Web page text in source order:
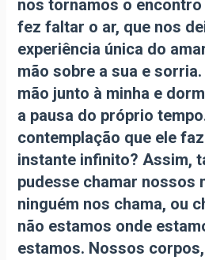
nos tornamos o
fez faltar o ar, que nos
experiência única do
mão sobre a sua e
mão junto à minha e
a pausa do próprio
contemplação que ele
instante infinito? Assim,
pudesse chamar nossos
ninguém nos chama, ou
não estamos onde
estamos. Nossos